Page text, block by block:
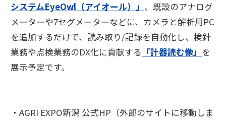
システムEyeOwl（アイオール）」 、既設のアナログ
メーターや7セグメーターなどに、カメラと解析用PC
を追加するだけで、読み取り/記録を自動化し、検針
業務や点検業務のDX化に貢献する 「計器読む像」 を
展示予定です。
・AGRI EXPO新潟 公式HP（外部のサイトに移動しま